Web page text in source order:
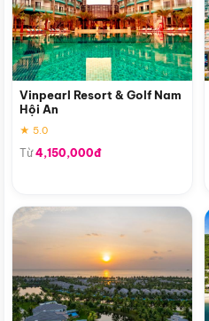
Vinpearl Resort & Golf Nam
Hội An
★ 5.0
Từ4,150,000đ